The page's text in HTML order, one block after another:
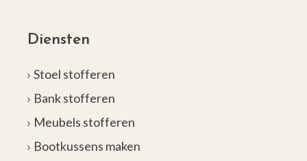
Diensten
Stoel stofferen
Bank stofferen
Meubels stofferen
Bootkussens maken